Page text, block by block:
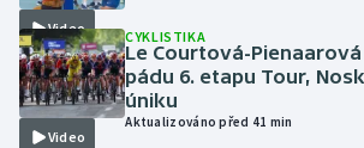
Judo
Krasobruslení
Lezení
Video
Video
CYKLISTIKA
Le Courtová-
pádu 6. etapu Tour,
úniku
Aktualizováno před 41 min